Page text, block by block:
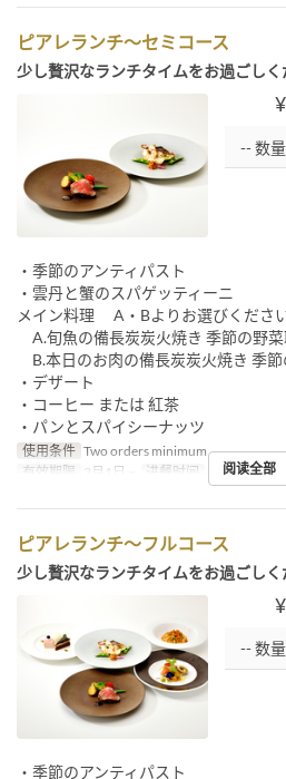
ピアレランチ～セミコース
少し贅沢なランチタイムをお過ごしく
・季節のアンティパスト
・雲丹と蟹のスパゲッティーニ
メイン料理 A・Bよりお選びくださ
A.旬魚の備長炭炭火焼き 季節の野
B.本日のお肉の備長炭炭火焼き 季
・デザート
・コーヒー または 紅茶
・パンとスパイシーナッツ
使用条件 Two orders minimum
有效期限
3月1日 ~ 进餐时间 午餐阅读全部
ピアレランチ～フルコース
少し贅沢なランチタイムをお過ごしく
・季節のアンティパスト